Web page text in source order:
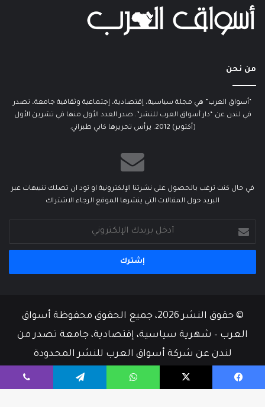
من نحن
“أسواق العرب” هي مجلة سياسية، إقتصادية، إجتماعية وثقافية جامعة، تصدر
في لندن عن “دار أسواق العرب للنشر”. صدر العدد الأول منها في تشرين الأول
(أكتوبر) 2012. يرأس تحريرها كابي طبراني.
في حال كنت ترغب بالحصول على نشرتنا الإلكترونية او تود ان تصلك تنبيهات عبر
البريد حول المقالات التي ينشرها الموقع الرجاء الاشتراك
بريدك
الإلكتروني
© حقوق النشر 2026، جميع الحقوق محفوظة أسواق
العرب – شهرية سياسية، إقتصادية، جامعة تصدر من
لندن عن شركة أسواق العرب للنشر المحدودة
من نحن أسرة التحرير إتصل بنا
فيسبوك ‫X واتساب تيلقرام ڤايبر